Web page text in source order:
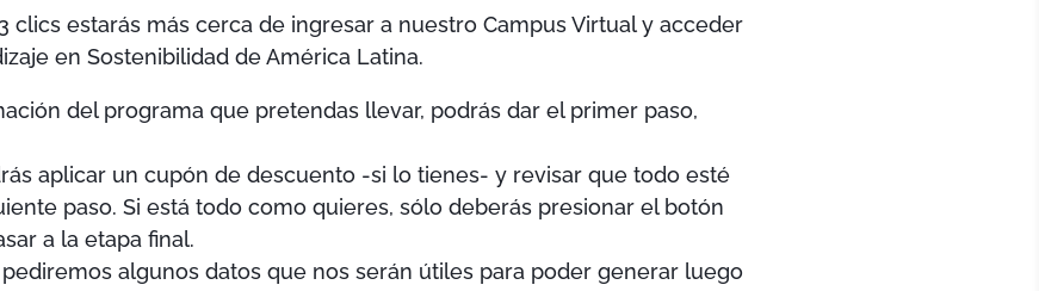
clics estarás más cerca de ingresar a nuestro Campus Virtual y acceder
en Sostenibilidad de América Latina.
del programa que pretendas llevar, podrás dar el primer paso,
aplicar un cupón de descuento -si lo tienes- y revisar que todo esté
paso. Si está todo como quieres, sólo deberás presionar el botón
a la etapa final.
algunos datos que nos serán útiles para poder generar luego